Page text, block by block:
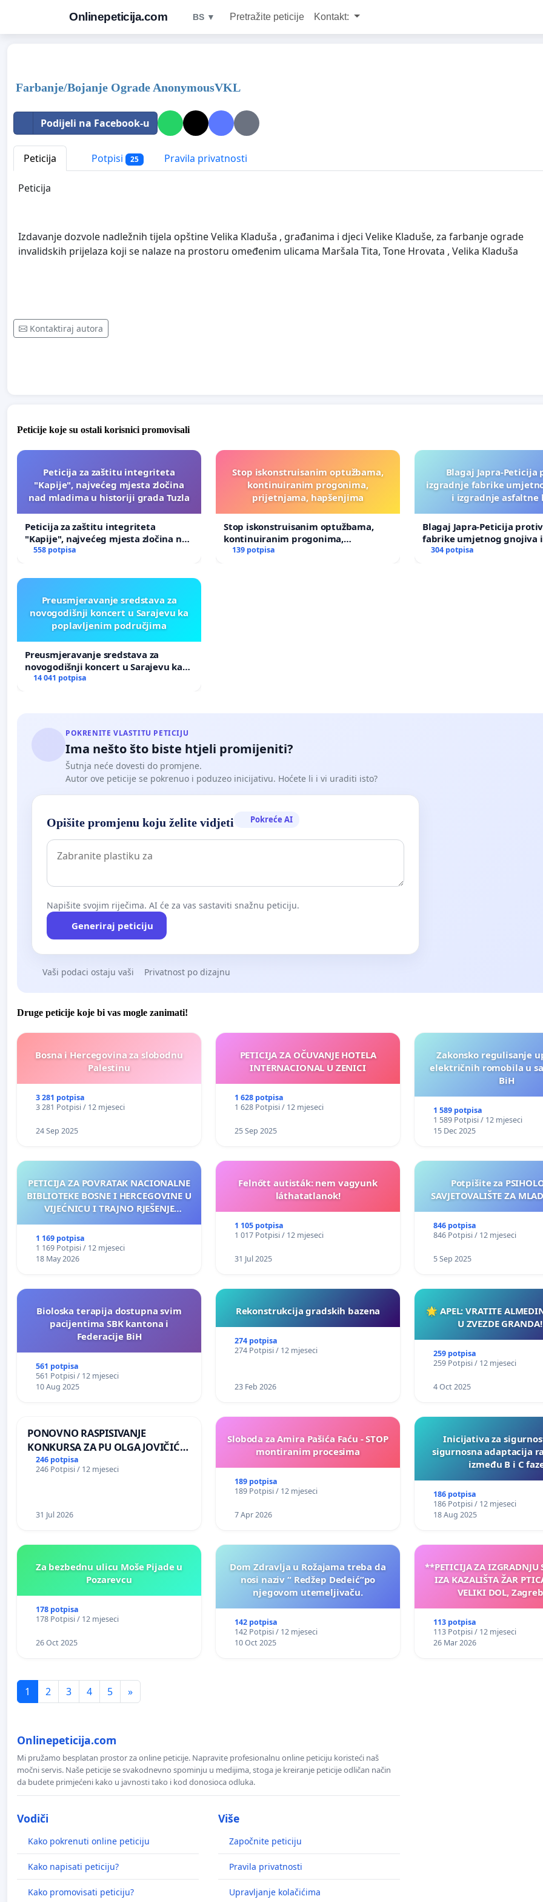
Onlinepeticija.com BS ▼ Pretražite peticije Kontakt:
Farbanje/Bojanje Ograde AnonymousVKL
Podijeli na Facebook-u
Peticija Potpisi 25 Pravila privatnosti
Peticija
Izdavanje dozvole nadležnih tijela opštine Velika Kladuša , građanima i djeci Velike Kladuše, za farbanje ograde
invalidskih prijelaza koji se nalaze na prostoru omeđenim ulicama Maršala Tita, Tone Hrovata , Velika Kladuša
Kontaktiraj autora
Peticije koje su ostali korisnici promovisali
Peticija za zaštitu integriteta
"Kapije", najvećeg mjesta zločina
nad mladima u historiji grada Tuzla
Peticija za zaštitu integriteta
"Kapije", najvećeg mjesta zločina nad
mladima u historiji grada Tuzla
558 potpisa
Stop iskonstruisanim optužbama,
kontinuiranim progonima,
prijetnjama, hapšenjima
Stop iskonstruisanim optužbama,
kontinuiranim progonima,
prijetnjama, hapšenjima
139 potpisa
Blagaj Japra-Peticija
izgradnje fabrike
i izgradnje asfaltne
Blagaj Japra-Peticija
fabrike umjetnog gnojiva
asfaltne baze
304 potpisa
Preusmjeravanje sredstava za
novogodišnji koncert u Sarajevu ka
poplavljenim područjima
Preusmjeravanje sredstava za
novogodišnji koncert u Sarajevu ka
poplavljenim područjima
14 041 potpisa
POKRENITE VLASTITU PETICIJU
Ima nešto što biste htjeli promijeniti?
Šutnja neće dovesti do promjene.
Autor ove peticije se pokrenuo i poduzeo inicijativu. Hoćete li i vi uraditi isto?
Opišite promjenu koju želite vidjeti Pokreće AI
Napišite svojim riječima. AI će za vas sastaviti snažnu peticiju.
Generiraj peticiju
Vaši podaci ostaju vaši Privatnost po dizajnu
Druge peticije koje bi vas mogle zanimati!
Bosna i Hercegovina za slobodnu
Palestinu
3 281 potpisa
3 281 Potpisi / 12 mjeseci
24 Sep 2025
PETICIJA ZA OČUVANJE HOTELA
INTERNACIONAL U ZENICI
1 628 potpisa
1 628 Potpisi / 12 mjeseci
25 Sep 2025
Zakonsko regulisanje
električnih romobila u
BiH
1 589 potpisa
1 589 Potpisi / 12 mjeseci
15 Dec 2025
PETICIJA ZA POVRATAK NACIONALNE
BIBLIOTEKE BOSNE I HERCEGOVINE U
VIJEĆNICU I TRAJNO RJEŠENJE
1 169 potpisa
1 169 Potpisi / 12 mjeseci
18 May 2026
Felnőtt autisták: nem vagyunk
láthatatlanok!
1 105 potpisa
1 017 Potpisi / 12 mjeseci
31 Jul 2025
Potpišite za
SAVJETOVALIŠTE ZA
846 potpisa
846 Potpisi / 12 mjeseci
5 Sep 2025
Bioloska terapija dostupna svim
pacijentima SBK kantona i
Federacije BiH
561 potpisa
561 Potpisi / 12 mjeseci
10 Aug 2025
Rekonstrukcija gradskih bazena
274 potpisa
274 Potpisi / 12 mjeseci
23 Feb 2026
🌟 APEL: VRATITE
U ZVEZDE
259 potpisa
259 Potpisi / 12 mjeseci
4 Oct 2025
PONOVNO RASPISIVANJE
KONKURSA ZA PU OLGA JOVIČIĆ
RITA KRALJEVO
246 potpisa
246 Potpisi / 12 mjeseci
31 Jul 2026
Sloboda za Amira Pašića Faću - STOP
montiranim procesima
189 potpisa
189 Potpisi / 12 mjeseci
7 Apr 2026
Inicijativa za
sigurnosna adaptacija
između B i C
186 potpisa
186 Potpisi / 12 mjeseci
18 Aug 2025
Za bezbednu ulicu Moše Pijade u
Pozarevcu
178 potpisa
178 Potpisi / 12 mjeseci
26 Oct 2025
Dom Zdravlja u Rožajama treba da
nosi naziv “ Redžep Dedeić”po
njegovom utemeljivaču.
142 potpisa
142 Potpisi / 12 mjeseci
10 Oct 2025
**PETICIJA ZA IZGRADNJU
IZA KAZALIŠTA ŽAR
VELIKI DOL,
113 potpisa
113 Potpisi / 12 mjeseci
26 Mar 2026
1 2 3 4 5 »
Onlinepeticija.com
Mi pružamo besplatan prostor za online peticije. Napravite profesionalnu online peticiju koristeći naš
močni servis. Naše peticije se svakodnevno spominju u medijima, stoga je kreiranje peticije odličan način
da budete primjećeni kako u javnosti tako i kod donosioca odluka.
Vodiči
Kako pokrenuti online peticiju
Kako napisati peticiju?
Kako promovisati peticiju?
Više
Započnite peticiju
Pravila privatnosti
Upravljanje kolačićima